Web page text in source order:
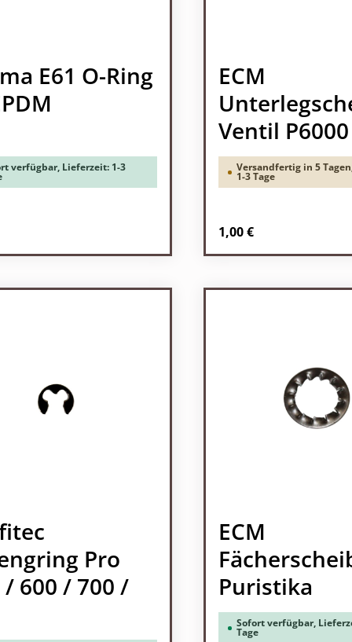
E61 O-Ring
verfügbar, Lieferzeit: 1-3
Preis:
ECM
Ventil P6000
Versandfertig in 5
1-3 Tage
Regulärer Preis:
1,00 €
Pro
/ 600 / 700 /
ECM
Puristika
Sofort verfügbar,
Tage